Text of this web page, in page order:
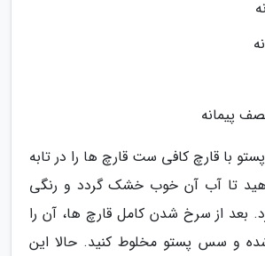
پیمانه
با قارچ کافی ست قارچ ها را در تابه
تا آب آن خوب خشک گردد و رنگی
بعد از سرخ شدن کامل قارچ ها، آن را
و سس پستو مخلوط کنید. حالا این